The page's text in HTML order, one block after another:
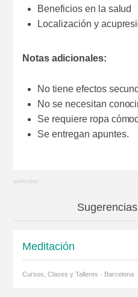
Beneficios en la salud
Localización y
Notas adicionales:
No tiene efectos
No se necesitan
Se requiere ropa
Se entregan apuntes.
Meditación
Cursos, Clases y Talleres · Barcelona